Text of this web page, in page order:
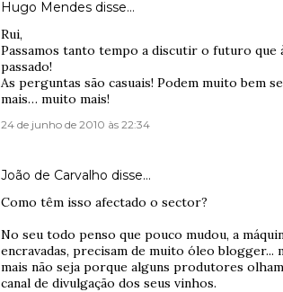
Hugo Mendes disse…
Rui,
Passamos tanto tempo a discutir o futuro que
passado!
As perguntas são casuais! Podem muito bem
mais… muito mais!
24 de junho de 2010 às 22:34
João de Carvalho disse…
Como têm isso afectado o sector?
No seu todo penso que pouco mudou, a
encravadas, precisam de muito óleo
mais não seja porque alguns produtores
canal de divulgação dos seus vinhos.